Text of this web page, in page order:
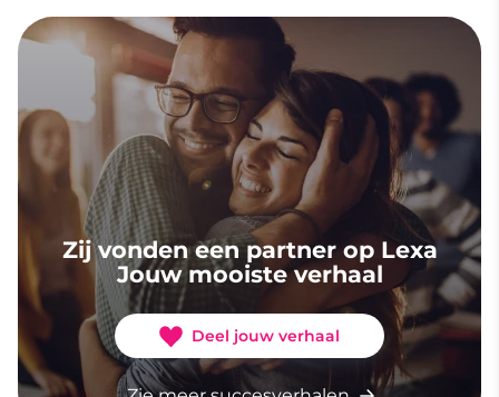
Zij vonden een partner op Lexa
Jouw mooiste verhaal
Deel jouw verhaal